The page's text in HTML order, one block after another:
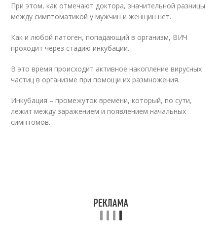
При этом, как отмечают доктора, значительной разницы
между симптоматикой у мужчин и женщин нет.
Как и любой патоген, попадающий в организм, ВИЧ
проходит через стадию инкубации.
В это время происходит активное накопление вирусных
частиц в организме при помощи их размножения.
Инкубация – промежуток времени, который, по сути,
лежит между заражением и появлением начальных
симптомов.